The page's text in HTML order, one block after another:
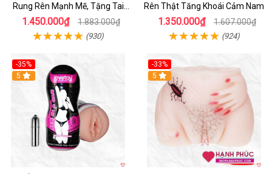
Rung Rên Mạnh Mẽ, Tặng Tai
Nghe
1.450.000₫ 1.883.000₫
(930)
Rên Thật Tăng Khoái Cảm Nam
1.350.000₫ 1.607.000₫
(924)
-35%
5
-33%
5